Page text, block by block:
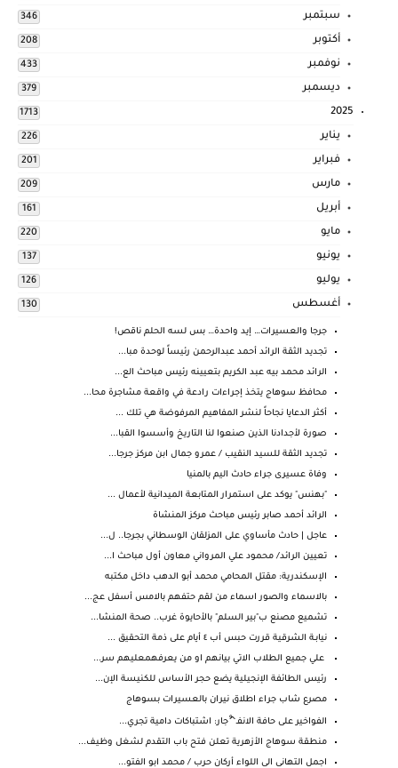
سبتمبر 346
أكتوبر 208
نوفمبر 433
ديسمبر 379
2025
1713
يناير 226
فبراير 201
مارس 209
أبريل 161
مايو 220
يونيو 137
يوليو 126
أغسطس 130
جرجا والعسيرات… إيد واحدة… بس لسه الحلم ناقص!
تجديد الثقة الرائد أحمد عبدالرحمن رئيساً لوحدة مبا...
الرائد محمد بيه عبد الكريم بتعيينه رئيس مباحث الع...
محافظ سوهاج يتخذ إجراءات رادعة في واقعة مشاجرة محا...
أكثر الدعايا نجاحاً لنشر المفاهيم المرفوضة هي تلك ...
صورة لأجدادنا الذين صنعوا لنا التاريخ وأسسوا القبا...
تجديد الثقة للسيد النقيب / عمرو جمال ابن مركز جرجا...
وفاة عسيرى جراء حادث اليم بالمنيا
"بهنس" يوكد على استمرار المتابعة الميدانية لأعمال ...
الرائد أحمد صابر رئيس مباحث مركز المنشاة
عاجل | حادث مأساوي على المزلقان الوسطاني بجرجا.. ل...
تعيين الرائد/ محمود علي المرواني معاون أول مباحث ا...
الإسكندرية: مقتل المحامي محمد أبو الدهب داخل مكتبه
بالاسماء والصور اسماء من لقم حتفهم بالامس أسفل عج...
تشميع مصنع ب"بير السلم" بالأحايوة غرب.. صحة المنشا...
نيابـة الشرقية قررت حبس أب ٤ أيام على ذمة التحقيق ...
علي جميع الطلاب الاتي بيانهم او من يعرفهمعليهم سر...
رئيس الطائفة الإنجيلية يضع حجر الأساس للكنيسة الإن...
مصرع شاب جراء اطلاق نيران بالعسيرات بسوهاج
الفواخير على حافة الانفـ^ْجار: اشتباكات دامية تجري...
منطقة سوهاج الأزهرية تعلن فتح باب التقدم لشغل وظيف...
اجمل التهانى الى اللواء أركان حرب / محمد ابو الفتو...